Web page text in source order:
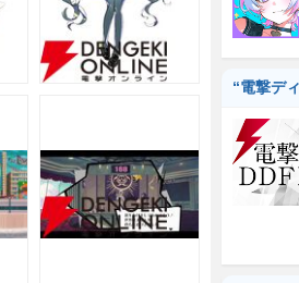
“電撃デ